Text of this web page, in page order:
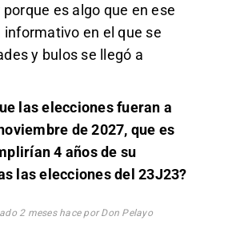
es algo que en ese
en el que se
y bulos se llegó a
las elecciones fueran a
de 2027, que es
4 años de su
las elecciones del 23J23?
2 meses hace por Don Pelayo